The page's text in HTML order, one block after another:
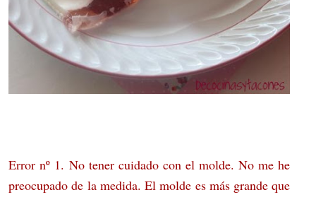
Error nº 1. No tener cuidado con el molde. No me he
preocupado de la medida. El molde es más grande que